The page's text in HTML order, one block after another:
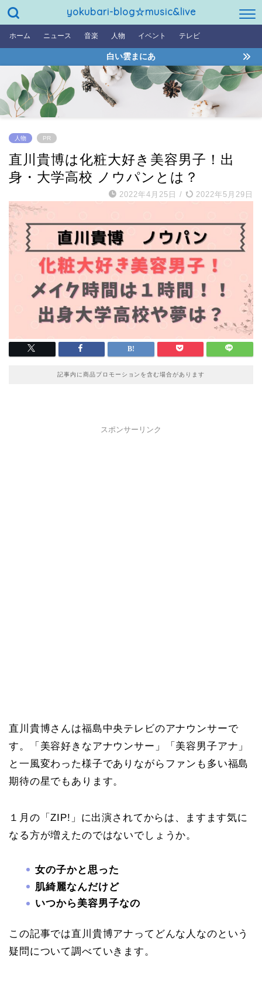
yokubari-blog☆music&live
ホーム ニュース 音楽 人物 イベント テレビ
白い雲まにあ
人物 PR
直川貴博は化粧大好き美容男子！出
身・大学高校 ノウパンとは？
2022年4月25日 / 2022年5月29日
記事内に商品プロモーションを含む場合があります
スポンサーリンク
直川貴博さんは福島中央テレビのアナウンサーで
す。「美容好きなアナウンサー」「美容男子アナ」
と一風変わった様子でありながらファンも多い福島
期待の星でもあります。
１月の「ZIP!」に出演されてからは、ますます気に
なる方が増えたのではないでしょうか。
女の子かと思った
肌綺麗なんだけど
いつから美容男子なの
この記事では直川貴博アナってどんな人なのという
疑問について調べていきます。